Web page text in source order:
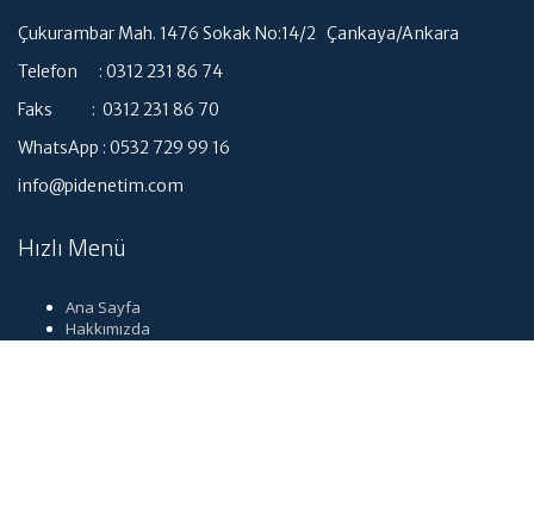
Çukurambar Mah. 1476 Sokak No:14/2 Çankaya/Ankara
Telefon : 0312 231 86 74
Faks : 0312 231 86 70
WhatsApp : 0532 729 99 16
info@pidenetim.com
Hızlı Menü
Ana Sayfa
Hakkımızda